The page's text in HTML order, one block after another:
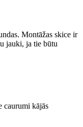
Montāžas skice ir
jauki, ja tie būtu
caurumi kājās